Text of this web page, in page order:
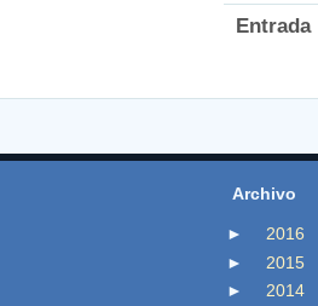
Archivo
► 2016
►
2015
►
2014